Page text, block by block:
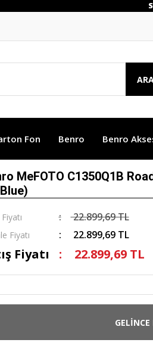
Fon Benro Benro
MeFOTO C1350Q1B
22.899,69 TL
Fiyatı 22.899,69 TL
Fiyatı 22.899,69 TL
GELİNCE